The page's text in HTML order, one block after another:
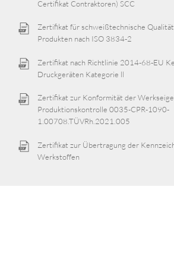
Certifikat Contraktoren) SCC
Zertifikat für schweißtechnische
Produkten nach ISO 3834-2
Zertifikat nach Richtlinie 2014-68-EU
Druckgeräten Kategorie ll
Zertifikat zur Konformität der
Produktionskontrolle 0035-CPR-1090-
1.00708.TÜVRh.2021.005
Zertifikat zur Übertragung der
Werkstoffen